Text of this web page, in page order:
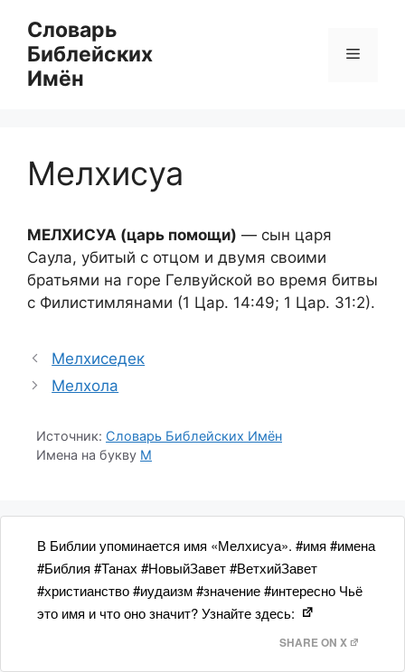
содержимому
Словарь
Библейских
Имён
Меню
Мелхисуа
МЕЛХИСУА (царь помощи) — сын царя
Саула, убитый с отцом и двумя своими
братьями на горе Гелвуйской во время битвы
с Филистимлянами (1 Цар. 14:49; 1 Цар. 31:2).
Мелхиседек
Мелхола
Источник: Словарь Библейских Имён
Имена на букву М
В Библии упоминается имя «Мелхисуа». #имя #имена
#Библия #Танах #НовыйЗавет #ВетхийЗавет
#христианство #иудаизм #значение #интересно Чьё
это имя и что оно значит? Узнайте здесь:
SHARE ON X